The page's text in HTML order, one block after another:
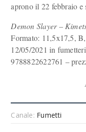
aprono il 22 febbraio
Demon Slayer –
Formato: 11,5x17,5,
12/05/2021 in
9788822622761 –
Canale: Fumetti